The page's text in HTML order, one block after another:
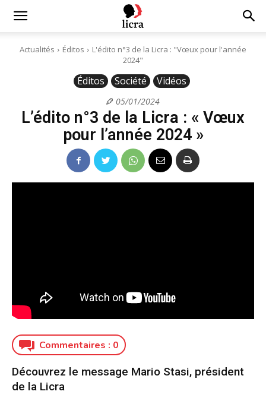
Licra
Antiraciste
Actualités Éditos
L'édito n°3 de la Licra : "Vœux pour l'année
2024"
Éditos Société Vidéos
05/01/2024
L’édito n°3 de la Licra : « Vœux
pour l’année 2024 »
Commentaires : 0
Découvrez le message Mario Stasi, président
de la Licra